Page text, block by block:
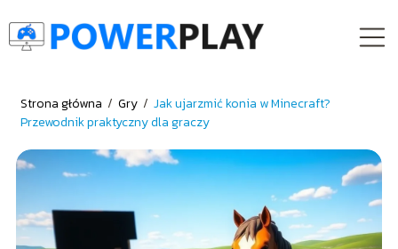
Strona główna / Gry / Jak ujarzmić konia w Minecraft?
Przewodnik praktyczny dla graczy